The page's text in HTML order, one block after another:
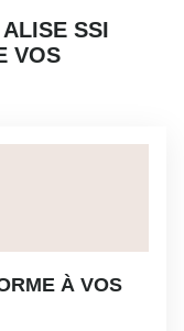
SSI
VOS
À VOS